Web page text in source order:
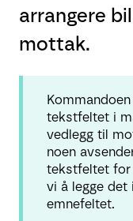
arrangere
mottak.
tekstfeltet i
vedlegg til
noen
tekstfeltet for
vi å legge
emnefeltet.